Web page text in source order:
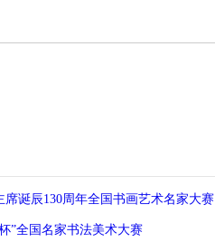
诞辰130周年全国书画艺术名家大赛
”全国名家书法美术大赛